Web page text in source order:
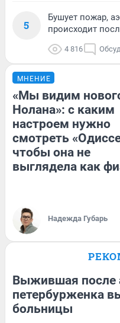
5
Бушует пожар,
происходит
4 816
МНЕНИЕ
«Мы видим
Нолана»: с каким
настроем нужно
смотреть
чтобы она не
выглядела как
Надежда Губарь
Выжившая после
петербурженка
больницы